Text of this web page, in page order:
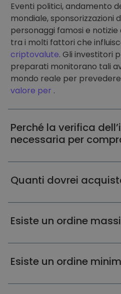
Eventi politici, andamento
mondiale, sponsorizzazioni
personaggi famosi e
tra i molti fattori che
criptovalute. Gli investitori
preparati monitorano tali
mondo reale per
valore per .
Perché la verifica
necessaria per
Quanti dovrei
Esiste un ordine
Esiste un ordine